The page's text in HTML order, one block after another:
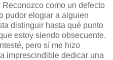
como un defecto
pudor elogiar a alguien
distinguir hasta qué punto
estoy siendo obsecuente.
pero sí me hizo
imprescindible dedicar una